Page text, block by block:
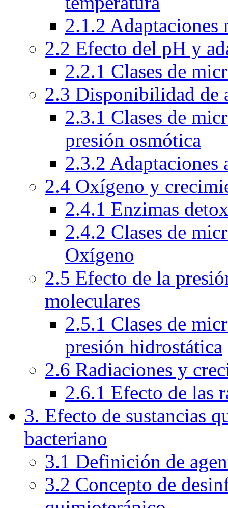
2.1.2 Adaptaciones
2.2 Efecto del pH y
2.2.1 Clases de
2.3 Disponibilidad de
2.3.1 Clases de
presión osmótica
2.3.2 Adaptaciones
2.4 Oxígeno y
2.4.1 Enzimas
2.4.2 Clases de
Oxígeno
2.5 Efecto de la
moleculares
2.5.1 Clases de
presión hidrostática
2.6 Radiaciones y
2.6.1 Efecto de las
3. Efecto de sustancias
bacteriano
3.1 Definición de
3.2 Concepto de